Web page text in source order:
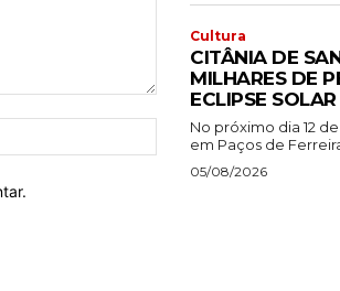
Cultura
CITÂNIA DE
MILHARES DE
ECLIPSE SOLAR
No próximo dia 12
em Paços de
05/08/2026